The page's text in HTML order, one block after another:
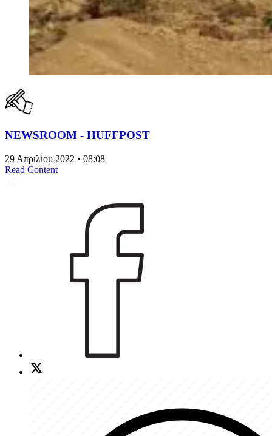
NEWSROOM - HUFFPOST
29 Απριλίου 2022 • 08:08
Read Content